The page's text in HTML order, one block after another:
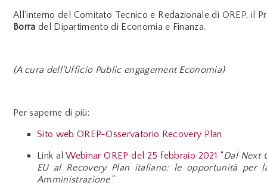
All'interno del Comitato Tecnico e Redazionale di OREP, il
Borra del Dipartimento di Economia e Finanza.
(A cura dell'Ufficio Public engagement Economia)
Per saperne di più:
Sito web OREP-Osservatorio Recovery Plan
Link alWebinar OREP del 25 febbraio 2021 “Dal Next
EU al Recovery Plan italiano: le opportunità per
Amministrazione”